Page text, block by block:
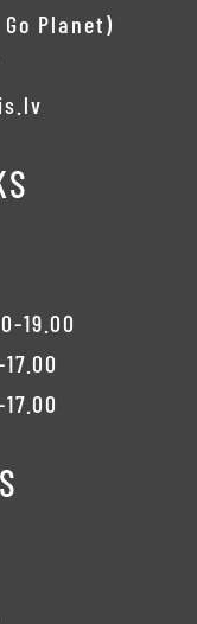
Planet)
19.00